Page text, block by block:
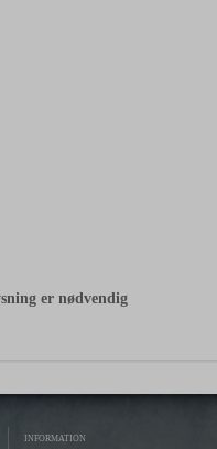
er nødvendig
INFORMATION